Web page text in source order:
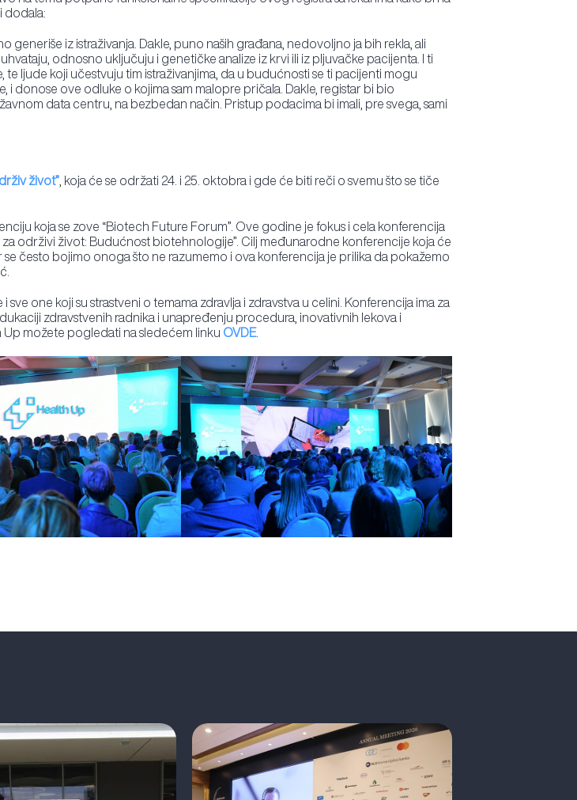
dodala:
iz istraživanja. Dakle, puno naših građana, nedovoljno ja bih rekla, ali
odnosno uključuju i genetičke analize iz krvi ili iz pljuvačke pacijenta. I ti
ljude koji učestvuju tim istraživanjima, da u budućnosti se ti pacijenti mogu
donose ove odluke o kojima sam malopre pričala. Dakle, registar bi bio
data centru, na bezbedan način. Pristup podacima bi imali, pre svega, sami
život”, koja će se održati 24. i 25. oktobra i gde će biti reči o svemu što se tiče
koja se zove “Biotech Future Forum”. Ove godine je fokus i cela konferencija
za održivi život: Budućnost biotehnologije”. Cilj međunarodne konferencije koja će
često bojimo onoga što ne razumemo i ova konferencija je prilika da pokažemo
one koji su strastveni o temama zdravlja i zdravstva u celini. Konferencija ima za
zdravstvenih radnika i unapređenju procedura, inovativnih lekova i
možete pogledati na sledećem linku OVDE.